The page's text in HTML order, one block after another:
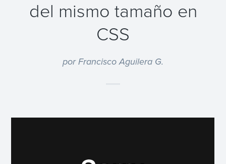
del mismo tamaño en
CSS
por Francisco Aguilera G.